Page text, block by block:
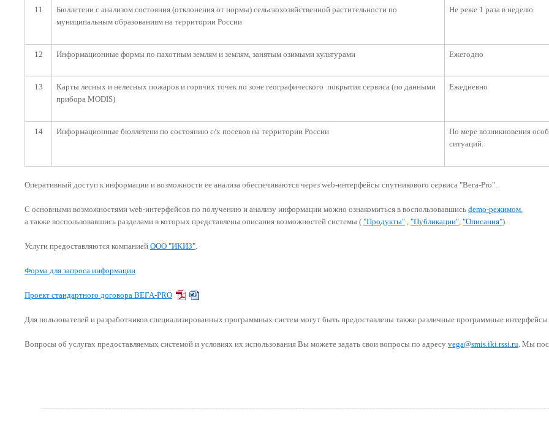
11
Бюллетени с анализом состояния (отклонения от нормы) сельскохозяйственной растительности по
муниципальным образованиям на территории России
Не реже 1 раза в неделю
12 Информационные формы по пахотным землям и землям, занятым озимыми культурами Ежегодно
13
Карты лесных и нелесных пожаров и горячих точек по зоне географического покрытия сервиса (по данными
прибора MODIS)
Ежедневно
14 Информационные бюллетени по состоянию с/х посевов на территории России
По мере возникновения
ситуаций.
Оперативный доступ к информации и возможности ее анализа обеспечиваются через web-интерфейсы спутникового сервиса "Вега-Pro".
С основными возможностями web-интерфейсов по получению и анализу информации можно ознакомиться в воспользовавшись demo-режимом,
а также воспользовавшись разделами в которых представлены описания возможностей системы ( "Продукты" , "Публикации", "Описания").
Услуги предоставляются компанией ООО "ИКИЗ".
Форма для запроса информации
Проект стандартного договора ВЕГА-PRO
Для пользователей и разработчиков специализированных программных систем могут быть предоставлены также различные программные
Вопросы об услугах предоставляемых системой и условиях их использования Вы можете задать свои вопросы по адресу vega@smis.iki.rssi.ru. Мы